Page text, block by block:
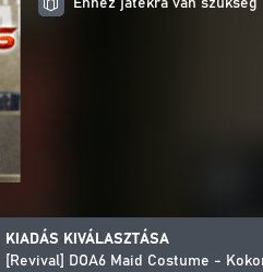
Ehhez játékra van szükség
KIADÁS KIVÁLASZTÁSA
[Revival] DOA6 Maid Costume -